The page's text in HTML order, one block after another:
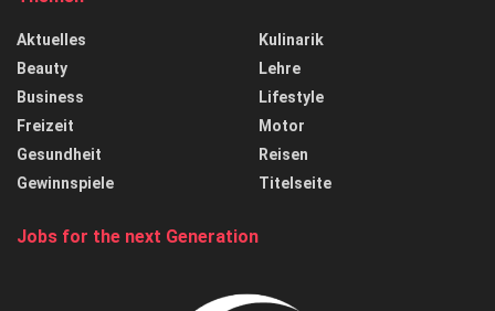
Aktuelles
Beauty
Business
Freizeit
Gesundheit
Gewinnspiele
Kulinarik
Lehre
Lifestyle
Motor
Reisen
Titelseite
Jobs for the next Generation